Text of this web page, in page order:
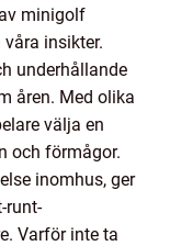
minigolf
insikter.
underhållande
åren. Med olika
välja en
och förmågor.
inomhus, ger
runt-
Varför inte ta